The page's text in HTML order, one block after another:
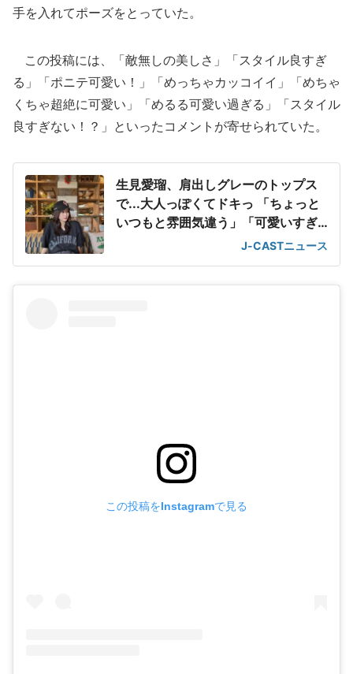
手を入れてポーズをとっていた。
この投稿には、「敵無しの美しさ」「スタイル良すぎ
る」「ポニテ可愛い！」「めっちゃカッコイイ」「めちゃ
くちゃ超絶に可愛い」「めるる可愛い過ぎる」「スタイル
良すぎない！？」といったコメントが寄せられていた。
生見愛瑠、肩出しグレーのトップス
で...大人っぽくてドキっ 「ちょっと
いつもと雰囲気違う」「可愛いすぎ
J-CASTニュース
この投稿をInstagramで見る